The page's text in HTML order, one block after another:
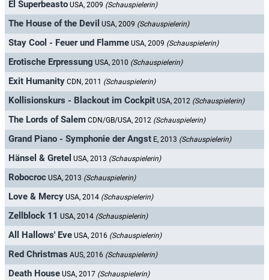
El Superbeasto USA, 2009 (Schauspielerin)
The House of the Devil USA, 2009 (Schauspielerin)
Stay Cool - Feuer und Flamme USA, 2009 (Schauspielerin)
Erotische Erpressung USA, 2010 (Schauspielerin)
Exit Humanity CDN, 2011 (Schauspielerin)
Kollisionskurs - Blackout im Cockpit USA, 2012 (Schauspielerin)
The Lords of Salem CDN/GB/USA, 2012 (Schauspielerin)
Grand Piano - Symphonie der Angst E, 2013 (Schauspielerin)
Hänsel & Gretel USA, 2013 (Schauspielerin)
Robocroc USA, 2013 (Schauspielerin)
Love & Mercy USA, 2014 (Schauspielerin)
Zellblock 11 USA, 2014 (Schauspielerin)
All Hallows' Eve USA, 2016 (Schauspielerin)
Red Christmas AUS, 2016 (Schauspielerin)
Death House USA, 2017 (Schauspielerin)